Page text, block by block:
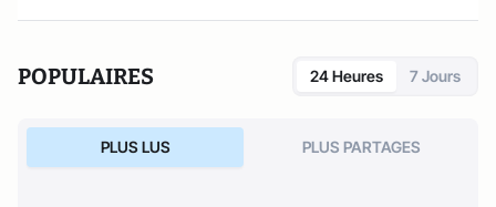
d’ouvrages et de nombreux articles sur l’histoire de
mondialisations, l’histoire de la monnaie, l’histoire du
nazisme et des autres violences de masse au XXème siècle
ou l’histoire des relations internationales et des conflits
POPULAIRES 24 Heures 7 Jours
PLUS LUS PLUS PARTAGES